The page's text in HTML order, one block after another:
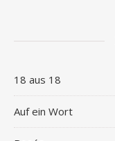
18 aus 18
Auf ein Wort